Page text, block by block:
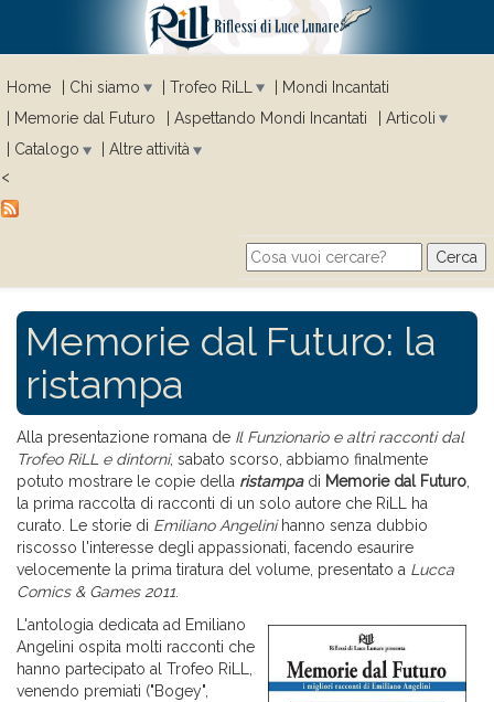
Home Chi siamo Trofeo RiLL
Mondi Incantati
Memorie dal Futuro
Aspettando Mondi Incantati
Articoli
Catalogo
Altre attività
<
Search form
Cerca
Memorie dal Futuro: la
ristampa
Alla presentazione romana de Il Funzionario e altri racconti dal
Trofeo RiLL e dintorni, sabato scorso, abbiamo finalmente
potuto mostrare le copie della ristampadi Memorie dal Futuro
la prima raccolta di racconti di un solo autore che RiLL ha
curato. Le storie di Emiliano Angelinihanno senza dubbio
riscosso l'interesse degli appassionati, facendo esaurire
velocemente la prima tiratura del volume, presentato a Lucca
Comics & Games 2011
L'antologia dedicata ad Emiliano
Angelini ospita molti racconti che
hanno partecipato al Trofeo RiLL,
venendo premiati ("Bogey",